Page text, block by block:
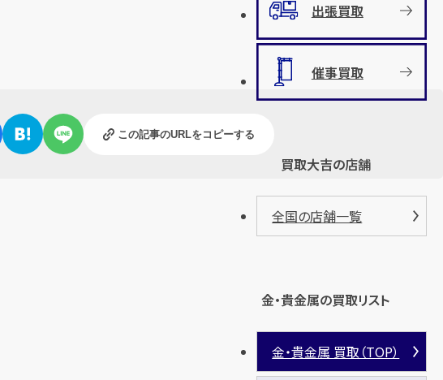
この記事のURLをコピーする
出張買取
催事買取
買取大吉の店舗
全国の店舗一覧
金・貴金属の買取リスト
金・貴金属 買取（TOP）